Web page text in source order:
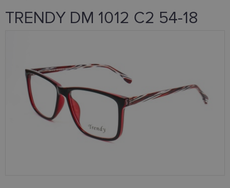
TRENDY DM 1012 C2 54-18